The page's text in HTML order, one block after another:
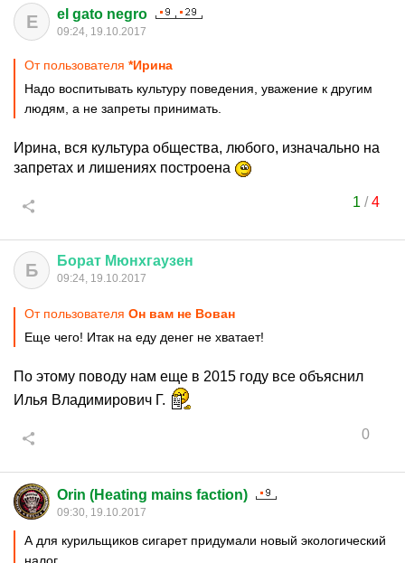
E el gato negro
09:24, 19.10.2017
От пользователя *Ирина
Надо воспитывать культуру поведения, уважение к другим
людям, а не запреты принимать.
Ирина, вся культура общества, любого, изначально на
запретах и лишениях построена
1 /4
Б Борат Мюнхгаузен
09:24, 19.10.2017
От пользователя Он вам не Вован
Еще чего! Итак на еду денег не хватает!
По этому поводу нам еще в 2015 году все объяснил
Илья Владимирович Г.
0
Orin (Heating mains faction)
09:30, 19.10.2017
А для курильщиков сигарет придумали новый экологический